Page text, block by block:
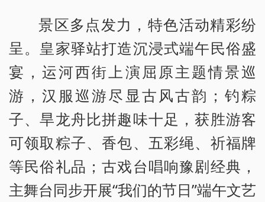
景区多点发力，特色活动精彩纷
呈。皇家驿站打造沉浸式端午民俗盛
宴，运河西街上演屈原主题情景巡
游，汉服巡游尽显古风古韵；钓粽
子、旱龙舟比拼趣味十足，获胜游客
可领取粽子、香包、五彩绳、祈福牌
等民俗礼品；古戏台唱响豫剧经典，
主舞台同步开展“我们的节日”端午文艺